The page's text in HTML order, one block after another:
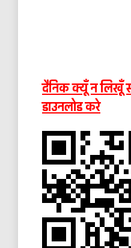
दैनिक क्यूँ न लिखूँ
डाउनलोड करे